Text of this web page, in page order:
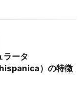
ラータ
）の特徴